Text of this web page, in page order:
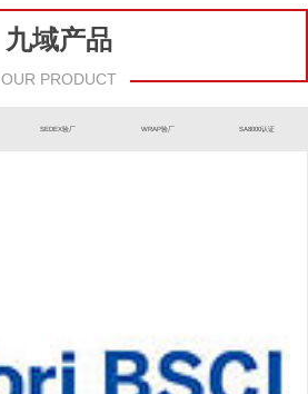
九域产品
OUR PRODUCT
SEDEX验厂 WRAP验厂 SA8000认证